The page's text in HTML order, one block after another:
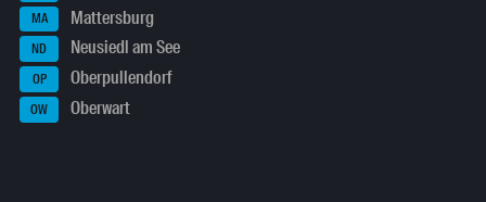
MA Mattersburg
ND Neusiedl am See
OP Oberpullendorf
OW Oberwart